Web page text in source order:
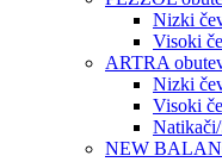
Nizki
Visoki
ARTRA
Nizki
Visoki
NEW